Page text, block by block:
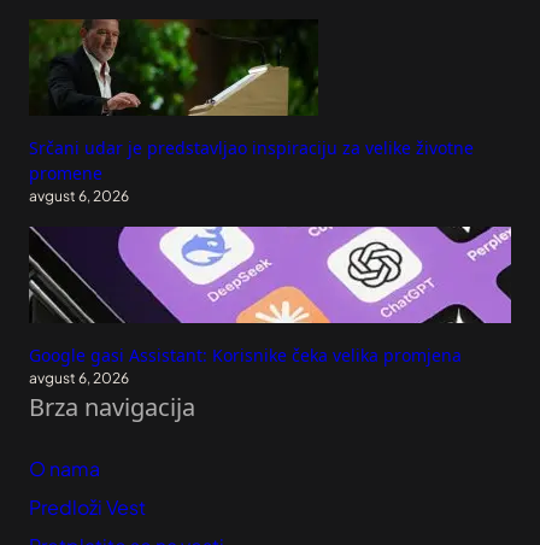
Srčani udar je predstavljao inspiraciju za velike životne
promene
avgust 6, 2026
Google gasi Assistant: Korisnike čeka velika promjena
avgust 6, 2026
Brza navigacija
O nama
Predloži Vest